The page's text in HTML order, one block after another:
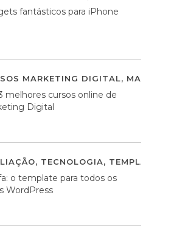
fantásticos para iPhone
MARKETING DIGITAL,
melhores cursos online de
Digital
, TECNOLOGIA, TEMPLATES
o template para todos os
WordPress